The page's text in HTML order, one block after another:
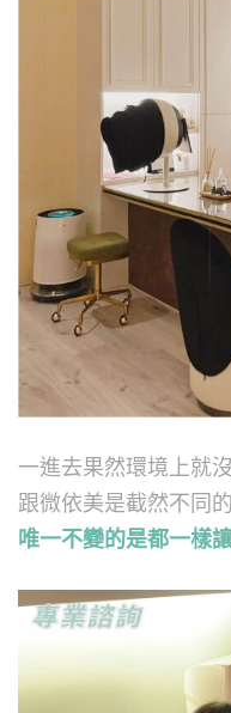
一進去果然環境上就
跟微依美是截然不同
唯一不變的是都一樣